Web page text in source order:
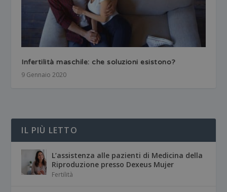
Infertilità maschile: che soluzioni esistono?
9 Gennaio 2020
IL PIÙ LETTO
L’assistenza alle pazienti di Medicina della
Riproduzione presso Dexeus Mujer
Fertilità